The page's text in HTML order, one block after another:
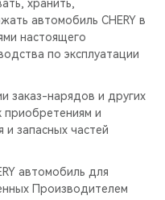
хранить,
автомобиль CHERY в
настоящего
по эксплуатации
заказ-нарядов и других
приобретениям и
запасных частей
автомобиль для
Производителем